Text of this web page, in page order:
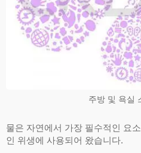
주방 및 욕실
물은 자연에서 가장 필수적인 요
인 위생에 사용되어 왔습니다.